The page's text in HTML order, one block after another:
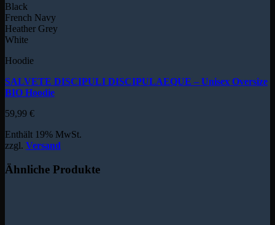
Black
French Navy
Heather Grey
White
Hoodie
SALVETE DISCIPULI DISCIPULAEQUE – Unisex Oversize
BIO Hoodie
59,99 €
Enthält 19% MwSt.
zzgl. Versand
Ähnliche Produkte